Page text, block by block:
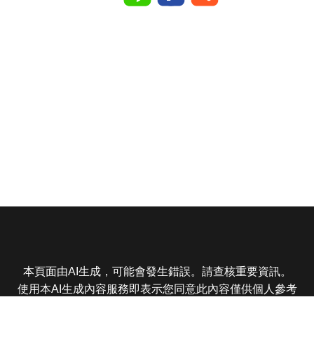
本頁面由AI生成，可能會發生錯誤。請查核重要資訊。
使用本AI生成內容服務即表示您同意此內容僅供個人參考